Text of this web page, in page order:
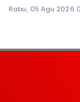
Rabu, 05 Agu 2026